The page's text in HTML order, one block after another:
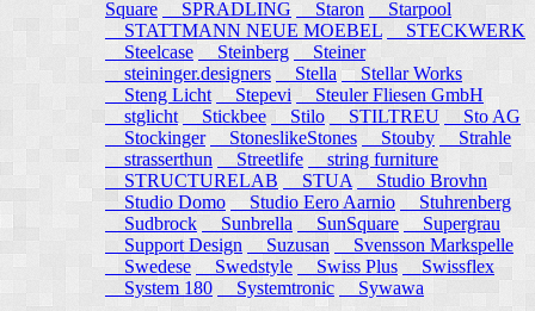
Square
SPRADLING Staron
Starpool
STATTMANN NEUE MOEBEL
STECKWERK
Steelcase
Steinberg
Steiner
steininger.designers
Stella Stellar Works
Steng Licht
Stepevi
Steuler Fliesen GmbH
stglicht
Stickbee Stilo STILTREU
Sto AG
Stockinger
StoneslikeStones Stouby
Strahle
strasserthun
Streetlife
string furniture
STRUCTURELAB
STUA
Studio Brovhn
Studio Domo
Studio Eero Aarnio
Stuhrenberg
Sudbrock
Sunbrella SunSquare
Supergrau
Support Design
Suzusan
Svensson Markspelle
Swedese
Swedstyle Swiss Plus
Swissflex
System 180
Systemtronic Sywawa